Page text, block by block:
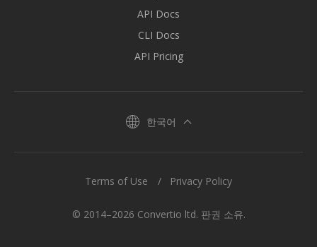
API Docs
CLI Docs
API Pricing
한국어
© 2014–2026 Convertio ltd. 판권 소유.
Terms of Use Privacy Policy